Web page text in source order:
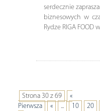
serdecznie
biznesowych w
Rydze RIGA FOOD
Strona 30 z 69
«
Pierwsza
« ... 10 20